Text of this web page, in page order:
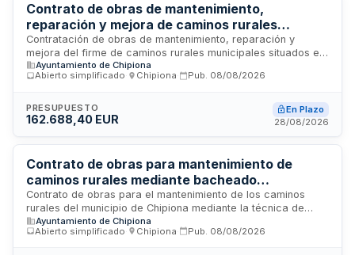
Contrato de obras de mantenimiento,
reparación y mejora de caminos rurales
municipales en Las Manchuelas, Alcubilla y
Meca
Contratación de obras de mantenimiento, reparación y
mejora del firme de caminos rurales municipales situados en
Las Manchuelas, Alcubilla y Meca. Las actuaciones incluyen
acondicionamiento de viales, aporte de zahorra artificial,
señalización y demás trabajos necesarios para el correcto
estado de la infraestructura viaria rural. El contrato se
Contratos del Sector Público.
Ayuntamiento de Chipiona
Abierto simplificado
Chipiona Pub. 08/08/2026
PRESUPUESTO
162.688,40 EUR
En Plazo
28/08/2026
Contrato de obras para mantenimiento de
caminos rurales mediante bacheado
bituminoso en Chipiona
Contrato de obras para el mantenimiento de los caminos
rurales del municipio de Chipiona mediante la técnica de
bacheado con material bituminoso. Se trata de un contrato
de obras clasificado conforme a la Ley de Contratos del
Ayuntamiento de Chipiona
Abierto simplificado
Chipiona Pub. 08/08/2026